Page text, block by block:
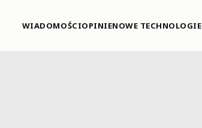
WIADOMOŚCIOPINIENOWE TECHNOLOGIE